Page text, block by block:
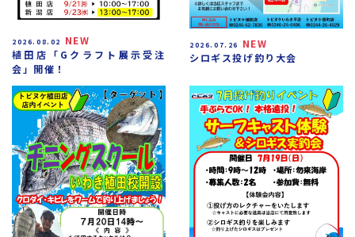
2026.08.02
NEW
植田店「Gクラフト展示受注
会」開催！
2026.07.26
NEW
シロギス投げ釣り大会